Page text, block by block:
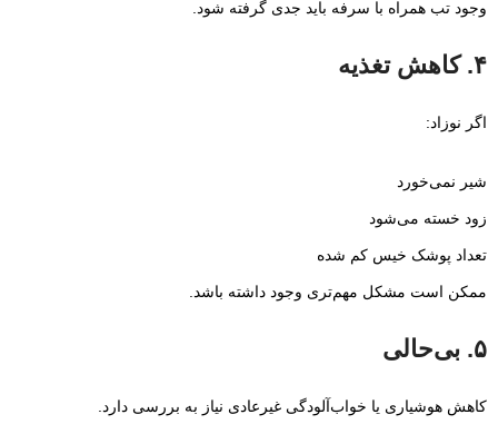
وجود تب همراه با سرفه باید جدی گرفته شود.
۴. کاهش تغذیه
اگر نوزاد:
شیر نمی‌خورد
زود خسته می‌شود
تعداد پوشک خیس کم شده
ممکن است مشکل مهم‌تری وجود داشته باشد.
۵. بی‌حالی
کاهش هوشیاری یا خواب‌آلودگی غیرعادی نیاز به بررسی دارد.